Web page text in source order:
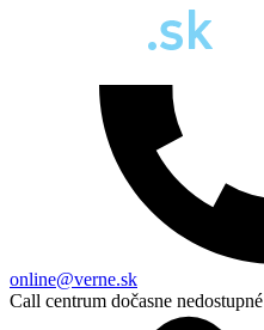
online@verne.sk
Call centrum dočasne nedostupné